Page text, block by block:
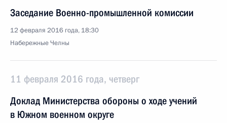
Заседание Военно-промышленной комиссии
12 февраля 2016 года, 18:30
Набережные Челны
11 февраля 2016 года, четверг
Доклад Министерства обороны о ходе учений
в Южном военном округе